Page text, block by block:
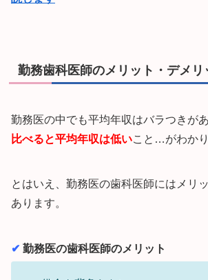
勤務歯科医師のメリット・デメリ
勤務医の中でも平均年収はバラつきがあ
比べると平均年収は低いこと…がわかり
とはいえ、勤務医の歯科医師にはメリ
あります。
✔︎ 勤務医の歯科医師のメリット